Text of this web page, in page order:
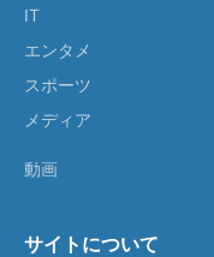
IT
エンタメ
スポーツ
メディア
動画
サイトについて